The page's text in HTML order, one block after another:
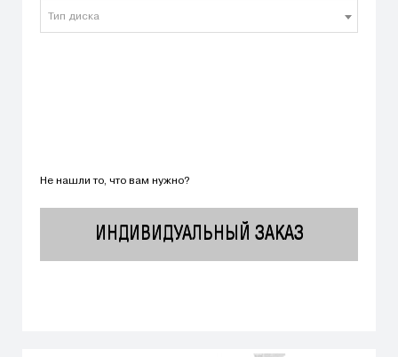
Тип диска
Не нашли то, что вам нужно?
ИНДИВИДУАЛЬНЫЙ ЗАКАЗ